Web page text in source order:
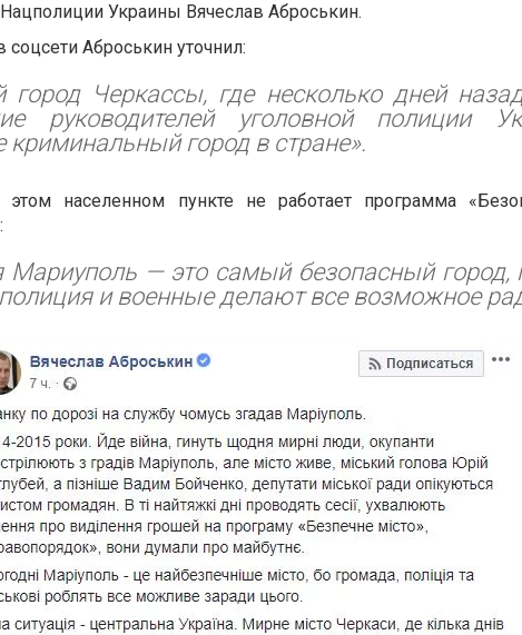
Украины Вячеслав Аброськин.
соцсети Аброськин уточнил:
город Черкассы, где несколько дней
руководителей уголовной полиции
криминальный город в стране».
населенном пункте не работает программа
Мариуполь — это самый безопасный город,
и военные делают все возможное